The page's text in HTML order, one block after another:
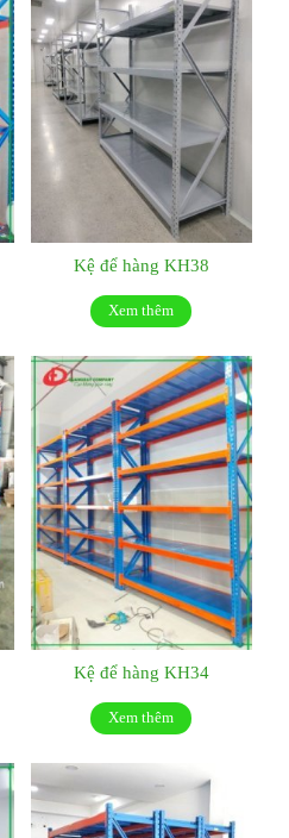
Kệ để hàng KH38
Xem thêm
Kệ để hàng KH34
Xem thêm